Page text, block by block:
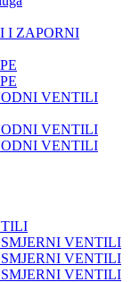
I ZAPORNI
VENTILI
VENTILI
VENTILI
VENTILI
VENTILI
VENTILI